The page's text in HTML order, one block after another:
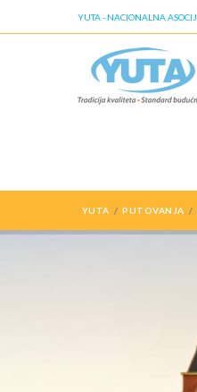
YUTA - NACIONALNA
YUTA PUTOVANJA